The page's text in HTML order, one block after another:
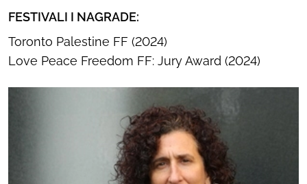
FESTIVALI I NAGRADE:
Toronto Palestine FF (2024)
Love Peace Freedom FF: Jury Award (2024)